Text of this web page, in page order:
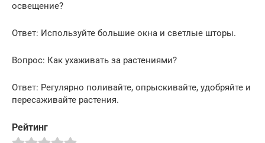
освещение?
Ответ: Используйте большие окна и светлые шторы.
Вопрос: Как ухаживать за растениями?
Ответ: Регулярно поливайте, опрыскивайте, удобряйте и
пересаживайте растения.
Рейтинг